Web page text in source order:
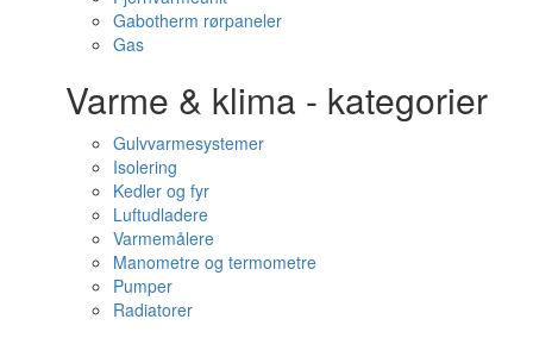
Gabotherm rørpaneler
Gas
Varme & klima - kategorier
Gulvvarmesystemer
Isolering
Kedler og fyr
Luftudladere
Varmemålere
Manometre og termometre
Pumper
Radiatorer